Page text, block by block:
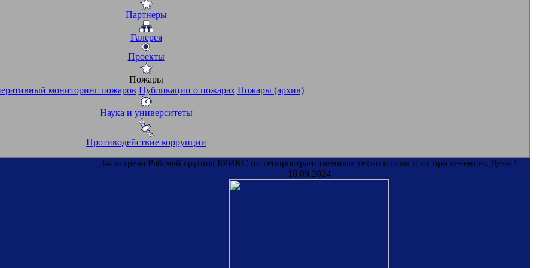
Партнеры
Галерея
Проекты
Пожары
мониторинг пожаров Публикации о пожарах Пожары (архив)
Наука и университеты
Противодействие коррупции
3-я встреча Рабочей группы БРИКС по геопространственным технологиям и их применению. День 1
16.09.2024